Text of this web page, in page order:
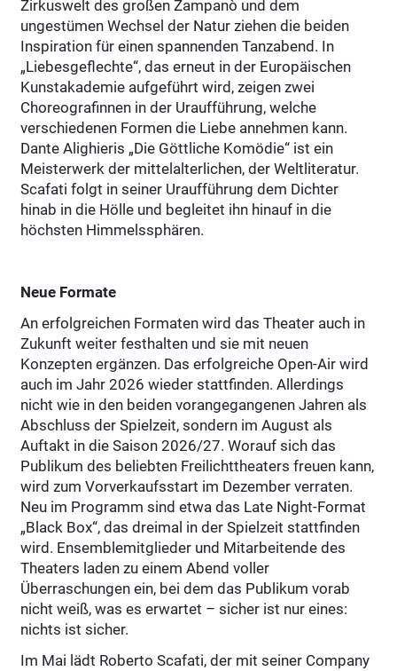
Zirkuswelt des großen Zampanò und dem
ungestümen Wechsel der Natur ziehen die beiden
Inspiration für einen spannenden Tanzabend. In
„Liebesgeflechte“, das erneut in der Europäischen
Kunstakademie aufgeführt wird, zeigen zwei
Choreografinnen in der Uraufführung, welche
verschiedenen Formen die Liebe annehmen kann.
Dante Alighieris „Die Göttliche Komödie“ ist ein
Meisterwerk der mittelalterlichen, der Weltliteratur.
Scafati folgt in seiner Uraufführung dem Dichter
hinab in die Hölle und begleitet ihn hinauf in die
höchsten Himmelssphären.
Neue Formate
An erfolgreichen Formaten wird das Theater auch in
Zukunft weiter festhalten und sie mit neuen
Konzepten ergänzen. Das erfolgreiche Open-Air wird
auch im Jahr 2026 wieder stattfinden. Allerdings
nicht wie in den beiden vorangegangenen Jahren als
Abschluss der Spielzeit, sondern im August als
Auftakt in die Saison 2026/27. Worauf sich das
Publikum des beliebten Freilichttheaters freuen kann,
wird zum Vorverkaufsstart im Dezember verraten.
Neu im Programm sind etwa das Late Night-Format
„Black Box“, das dreimal in der Spielzeit stattfinden
wird. Ensemblemitglieder und Mitarbeitende des
Theaters laden zu einem Abend voller
Überraschungen ein, bei dem das Publikum vorab
nicht weiß, was es erwartet – sicher ist nur eines:
nichts ist sicher.
Im Mai lädt Roberto Scafati, der mit seiner Company